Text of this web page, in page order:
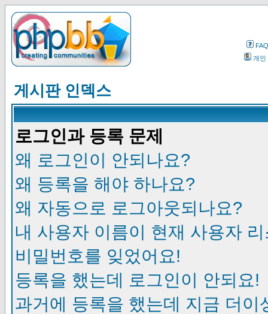
FAQ
개인
게시판 인덱스
로그인과 등록 문제
왜 로그인이 안되나요?
왜 등록을 해야 하나요?
왜 자동으로 로그아웃되나요?
내 사용자 이름이 현재 사용자
비밀번호를 잊었어요!
등록을 했는데 로그인이 안되요!
과거에 등록을 했는데 지금 더이